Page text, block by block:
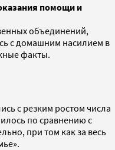
помощи и
объединений,
с домашним насилием в
факты.
с резким ростом числа
по сравнению с
при том как за весь